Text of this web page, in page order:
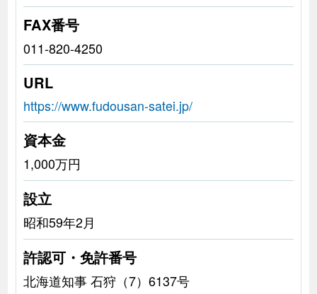
FAX番号
011-820-4250
URL
https://www.fudousan-satei.jp/
資本金
1,000万円
設立
昭和59年2月
許認可・免許番号
北海道知事 石狩（7）6137号